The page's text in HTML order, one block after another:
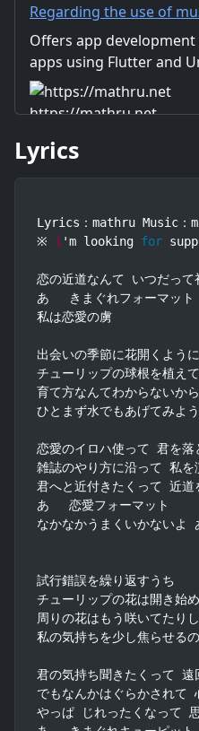
Regarding the use of
mathru.net | App
Development with
Unity/Music and Video
Production/Material
Distribution
Offers app development
apps using Flutter and
Includes information on
and videos created by the
images and video
We also accept orders for
https://mathru.net
Lyrics
Lyrics：mathru Music：
※ I 'm looking for
恋の近道なんて いつだって
あゝ きまぐれフォーマット
私は恋愛の虜
出会いの季節に花開くように
チューリップの球根を植え
育て方なんてわからないから
ひとまず水でもあげてみよ
恋愛のイロハ使って 君を落
雑誌のやり方に沿って 私を
君へと近付きたくって 近道
あゝ 恋愛フォーマット
なかなかうまくいかないよ
試行錯誤を繰り返すうち
チューリップの花は開き始
周りの花はもう咲いてたり
私の気持ちを少し焦らせる
君の気持ち聞きたくって 遠
でもなんかはぐらかされて
やっぱ じれったくなって